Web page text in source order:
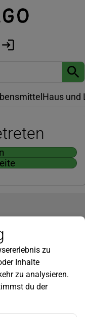
Haus und
mehr findest du in
zu
Inhalte
zu analysieren.
du der